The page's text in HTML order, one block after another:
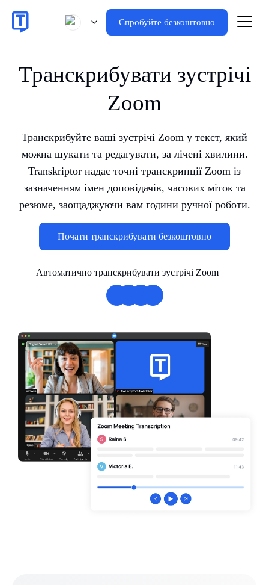
Спробуйте безкоштовно
Транскрибувати зустрічі
Zoom
Транскрибуйте ваші зустрічі Zoom у текст, який
можна шукати та редагувати, за лічені хвилини.
Transkriptor надає точні транскрипції Zoom із
зазначенням імен доповідачів, часових міток та
резюме, заощаджуючи вам години ручної роботи.
Почати транскрибувати безкоштовно
Автоматично транскрибувати зустрічі Zoom